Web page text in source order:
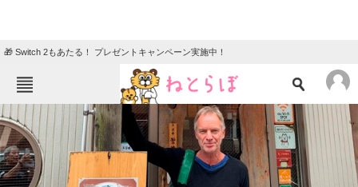
🎁 Switch 2もあたる！ プレゼントキャンペーン実施中！
ねとらぼメニュー
TOP ニュース
エンタメ クイズ